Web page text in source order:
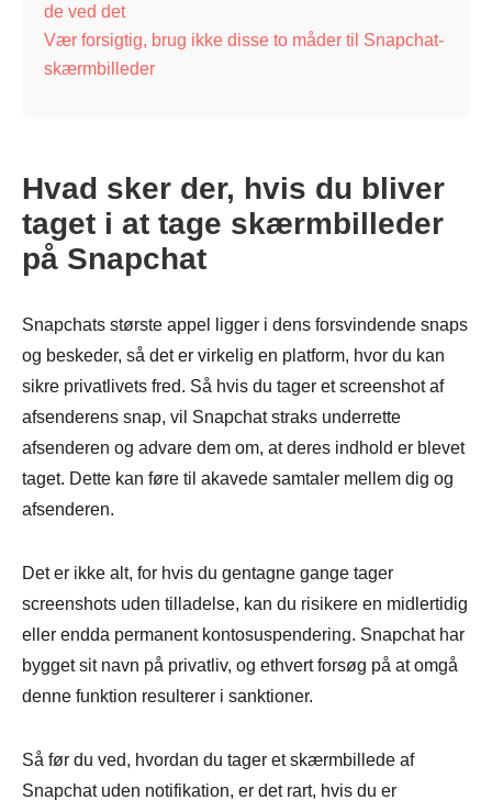
de ved det
Vær forsigtig, brug ikke disse to måder til Snapchat-
skærmbilleder
Hvad sker der, hvis du bliver
taget i at tage skærmbilleder
på Snapchat
Snapchats største appel ligger i dens forsvindende snaps
og beskeder, så det er virkelig en platform, hvor du kan
sikre privatlivets fred. Så hvis du tager et screenshot af
afsenderens snap, vil Snapchat straks underrette
afsenderen og advare dem om, at deres indhold er blevet
taget. Dette kan føre til akavede samtaler mellem dig og
afsenderen.
Det er ikke alt, for hvis du gentagne gange tager
screenshots uden tilladelse, kan du risikere en midlertidig
eller endda permanent kontosuspendering. Snapchat har
bygget sit navn på privatliv, og ethvert forsøg på at omgå
denne funktion resulterer i sanktioner.
Så før du ved, hvordan du tager et skærmbillede af
Snapchat uden notifikation, er det rart, hvis du er